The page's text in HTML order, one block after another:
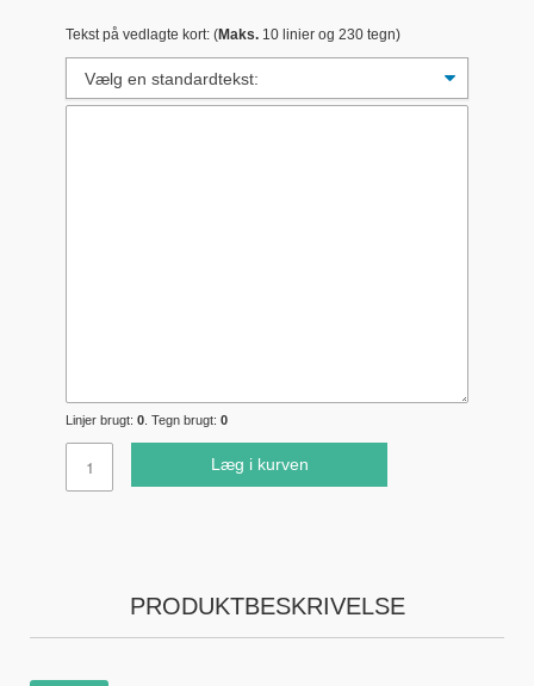
Tekst på vedlagte kort: (Maks. 10 linier og 230 tegn)
Linjer brugt: 0 . Tegn brugt: 0
Læg i kurven
PRODUKTBESKRIVELSE